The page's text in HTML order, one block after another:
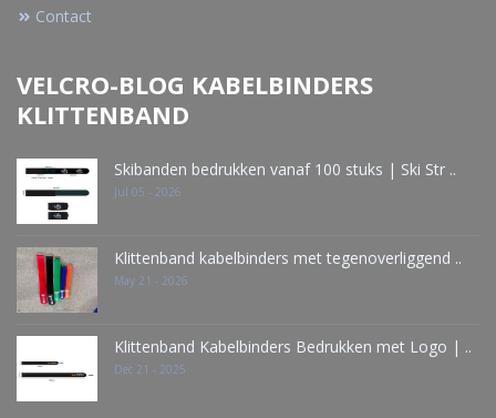
Contact
VELCRO-BLOG KABELBINDERS
KLITTENBAND
Skibanden bedrukken vanaf 100 stuks | Ski Str ..
Jul 05 - 2026
Klittenband kabelbinders met tegenoverliggend ..
May 21 - 2026
Klittenband Kabelbinders Bedrukken met Logo | ..
Dec 21 - 2025